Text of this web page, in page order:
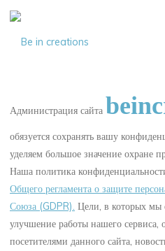
Администрация сайта
обязуется сохранять вашу
уделяем большое значение охране
Наша политика
Общего регламента о защите
Союза (GDPR). Цели, в которых мы
улучшение работы нашего сервиса,
посетителями данного сайта,